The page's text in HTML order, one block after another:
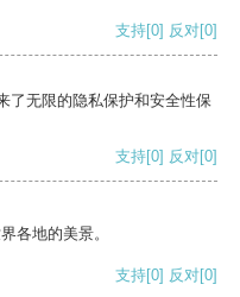
支持[0] 反对[0]
了无限的隐私保护和安全性保
支持[0] 反对[0]
各地的美景。
支持[0] 反对[0]